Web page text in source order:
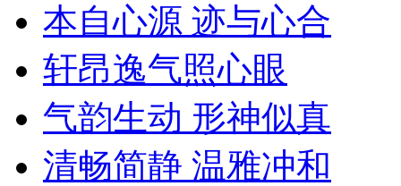
本自心源 迹与心合
轩昂逸气照心眼
气韵生动 形神似真
清畅简静 温雅冲和